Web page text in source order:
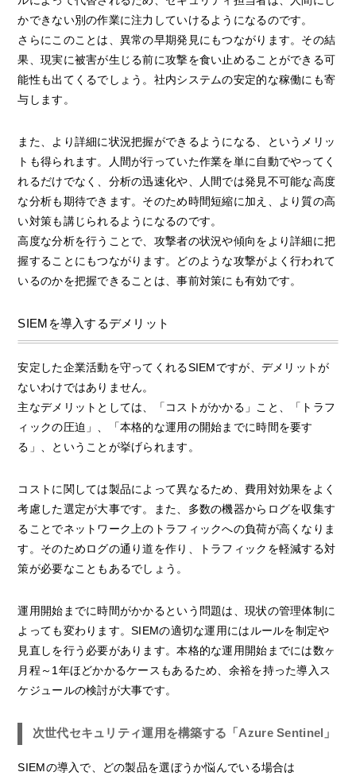
かできない別の作業に注力していけるようになるのです。
さらにこのことは、異常の早期発見にもつながります。その結
果、現実に被害が生じる前に攻撃を食い止めることができる可
能性も出てくるでしょう。社内システムの安定的な稼働にも寄
与します。
また、より詳細に状況把握ができるようになる、というメリッ
トも得られます。人間が行っていた作業を単に自動でやってく
れるだけでなく、分析の迅速化や、人間では発見不可能な高度
な分析も期待できます。そのため時間短縮に加え、より質の高
い対策も講じられるようになるのです。
高度な分析を行うことで、攻撃者の状況や傾向をより詳細に把
握することにもつながります。どのような攻撃がよく行われて
いるのかを把握できることは、事前対策にも有効です。
SIEMを導入するデメリット
安定した企業活動を守ってくれるSIEMですが、デメリットが
ないわけではありません。
主なデメリットとしては、「コストがかかる」こと、「トラフ
ィックの圧迫」、「本格的な運用の開始までに時間を要す
る」、ということが挙げられます。
コストに関しては製品によって異なるため、費用対効果をよく
考慮した選定が大事です。また、多数の機器からログを収集す
ることでネットワーク上のトラフィックへの負荷が高くなりま
す。そのためログの通り道を作り、トラフィックを軽減する対
策が必要なこともあるでしょう。
運用開始までに時間がかかるという問題は、現状の管理体制に
よっても変わります。SIEMの適切な運用にはルールを制定や
見直しを行う必要があります。本格的な運用開始までには数ヶ
月程～1年ほどかかるケースもあるため、余裕を持った導入ス
ケジュールの検討が大事です。
次世代セキュリティ運用を構築する「Azure Sentinel」
SIEMの導入で、どの製品を選ぼうか悩んでいる場合は